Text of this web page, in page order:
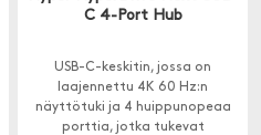
C 4-Port Hub
USB-C-keskitin, jossa on
laajennettu 4K 60 Hz:n
näyttötuki ja 4 huippunopeaa
porttia, jotka tukevat